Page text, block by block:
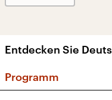
Entdecken Sie
Programm